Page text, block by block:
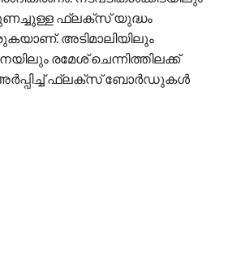
ഫ്ലക്സ് യുദ്ധം
അടിമാലിയിലും
രമേശ് ചെന്നിത്തിലക്ക്
ഫ്ലക്സ് ബോർഡുകൾ